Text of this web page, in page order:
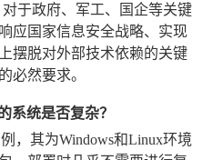
于政府、军工、国企等关键
应国家信息安全战略、实现
摆脱对外部技术依赖的关键
必然要求。
系统是否复杂？
，其为Windows和Linux环境